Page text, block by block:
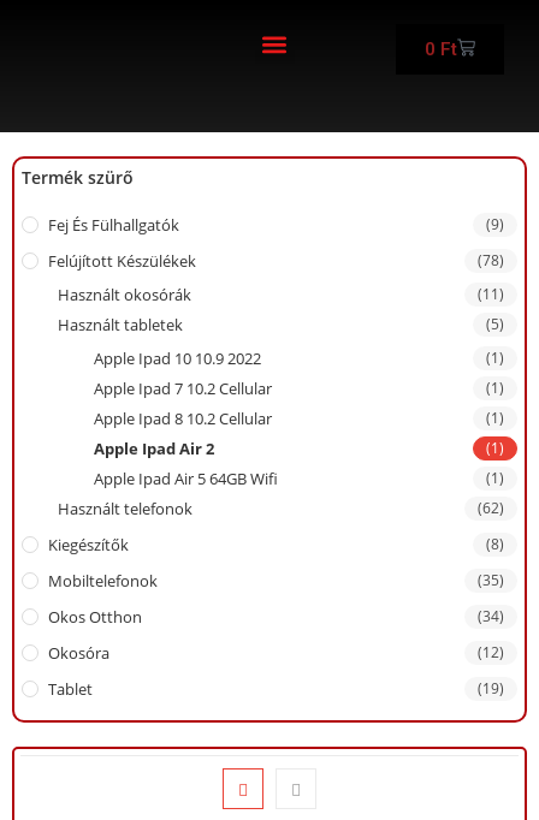
0 Ft
Termék szürő
Fej És Fülhallgatók (9)
Felújított Készülékek (78)
Használt okosórák (11)
Használt tabletek (5)
Apple Ipad 10 10.9 2022 (1)
Apple Ipad 7 10.2 Cellular (1)
Apple Ipad 8 10.2 Cellular (1)
Apple Ipad Air 2 (1)
Apple Ipad Air 5 64GB Wifi (1)
Használt telefonok (62)
Kiegészítők (8)
Mobiltelefonok (35)
Okos Otthon (34)
Okosóra (12)
Tablet (19)